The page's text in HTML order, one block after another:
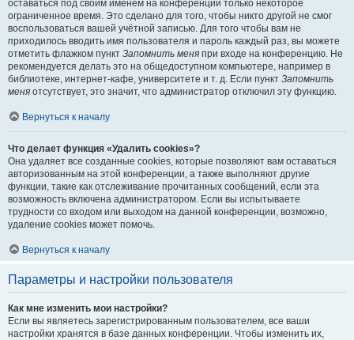
оставаться под своим именем на конференции только некоторое
ограниченное время. Это сделано для того, чтобы никто другой не смог
воспользоваться вашей учётной записью. Для того чтобы вам не
приходилось вводить имя пользователя и пароль каждый раз, вы можете
отметить флажком пункт Запомнить меня при входе на конференцию. Не
рекомендуется делать это на общедоступном компьютере, например в
библиотеке, интернет-кафе, университете и т. д. Если пункт Запомнить
меня отсутствует, это значит, что администратор отключил эту функцию.
Вернуться к началу
Что делает функция «Удалить cookies»?
Она удаляет все созданные cookies, которые позволяют вам оставаться
авторизованным на этой конференции, а также выполняют другие
функции, такие как отслеживание прочитанных сообщений, если эта
возможность включена администратором. Если вы испытываете
трудности со входом или выходом на данной конференции, возможно,
удаление cookies может помочь.
Вернуться к началу
Параметры и настройки пользователя
Как мне изменить мои настройки?
Если вы являетесь зарегистрированным пользователем, все ваши
настройки хранятся в базе данных конференции. Чтобы изменить их,